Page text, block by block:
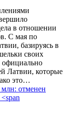
в отношении
С мая по
базируясь в
своих
официально
Латвии, которые
это…